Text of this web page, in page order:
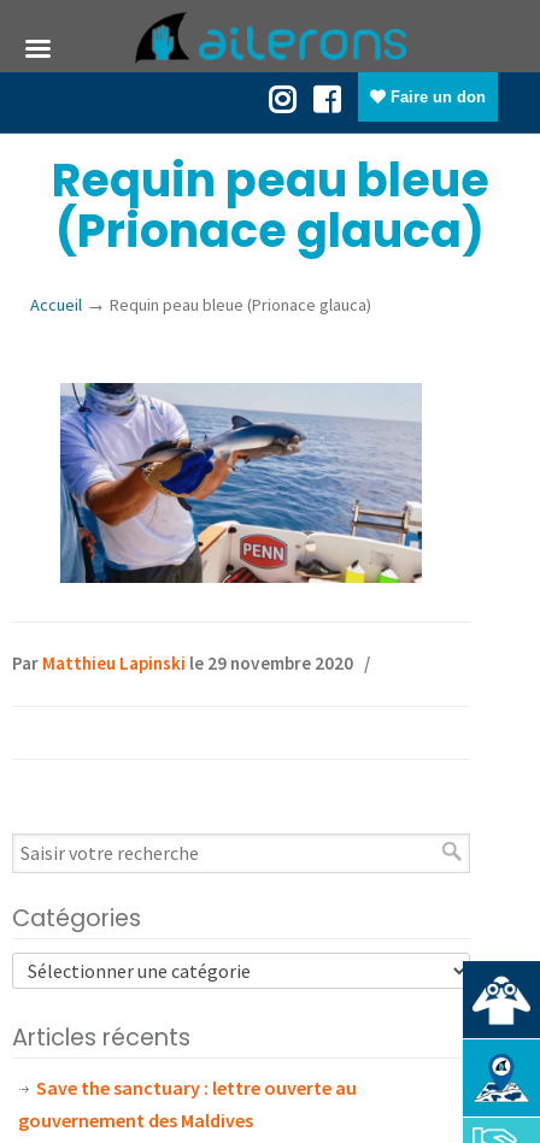
Faire un don
Requin peau bleue
(Prionace glauca)
Accueil → Requin peau bleue (Prionace glauca)
Par Matthieu Lapinski le 29 novembre 2020 /
Catégories
Articles récents
Save the sanctuary : lettre ouverte au
gouvernement des Maldives